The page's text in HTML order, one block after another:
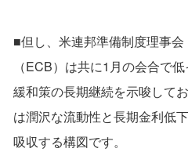
■但し、米連邦準備制度理事
（ECB）は共に1月の会合で
緩和策の長期継続を示唆して
は潤沢な流動性と長期金利低
吸収する構図です。